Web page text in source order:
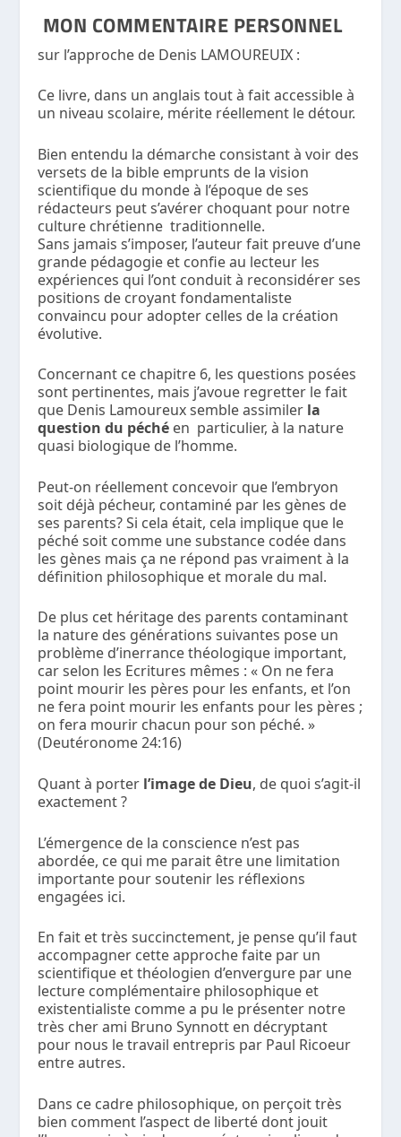
MON COMMENTAIRE PERSONNEL
sur l’approche de Denis LAMOUREUIX :
Ce livre, dans un anglais tout à fait accessible à
un niveau scolaire, mérite réellement le détour.
Bien entendu la démarche consistant à voir des
versets de la bible emprunts de la vision
scientifique du monde à l’époque de ses
rédacteurs peut s’avérer choquant pour notre
culture chrétienne traditionnelle.
Sans jamais s’imposer, l’auteur fait preuve d’une
grande pédagogie et confie au lecteur les
expériences qui l’ont conduit à reconsidérer ses
positions de croyant fondamentaliste
convaincu pour adopter celles de la création
évolutive.
Concernant ce chapitre 6, les questions posées
sont pertinentes, mais j’avoue regretter le fait
que Denis Lamoureux semble assimiler la
question du péché en particulier, à la nature
quasi biologique de l’homme.
Peut-on réellement concevoir que l’embryon
soit déjà pécheur, contaminé par les gènes de
ses parents? Si cela était, cela implique que le
péché soit comme une substance codée dans
les gènes mais ça ne répond pas vraiment à la
définition philosophique et morale du mal.
De plus cet héritage des parents contaminant
la nature des générations suivantes pose un
problème d’inerrance théologique important,
car selon les Ecritures mêmes : « On ne fera
point mourir les pères pour les enfants, et l’on
ne fera point mourir les enfants pour les pères ;
on fera mourir chacun pour son péché. »
(Deutéronome 24:16)
Quant à porter l’image de Dieu, de quoi s’agit-il
exactement ?
L’émergence de la conscience n’est pas
abordée, ce qui me parait être une limitation
importante pour soutenir les réflexions
engagées ici.
En fait et très succinctement, je pense qu’il faut
accompagner cette approche faite par un
scientifique et théologien d’envergure par une
lecture complémentaire philosophique et
existentialiste comme a pu le présenter notre
très cher ami Bruno Synnott en décryptant
pour nous le travail entrepris par Paul Ricoeur
entre autres.
Dans ce cadre philosophique, on perçoit très
bien comment l’aspect de liberté dont jouit